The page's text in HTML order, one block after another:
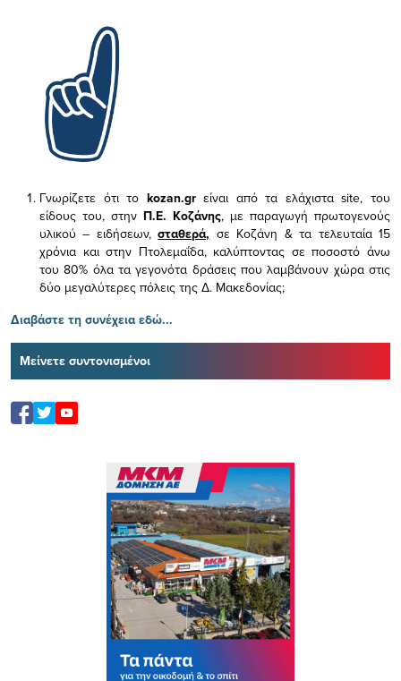
Γνωρίζετε ότι το kozan.gr είναι από τα ελάχισταsite, του
είδους του, στην Π.Ε. Κοζάνης, με παραγωγή πρωτογενούς
υλικού – ειδήσεων,σταθερά, σε Κοζάνη & τα τελευταία 15
χρόνια και στην Πτολεμαΐδα, καλύπτοντας σε ποσοστό άνω
του 80% όλα τα γεγονότα δράσεις που λαμβάνουν χώρα στις
δύο μεγαλύτερες πόλεις της Δ. Μακεδονίας;
Διαβάστε τη συνέχεια εδώ...
Μείνετε συντονισμένοι